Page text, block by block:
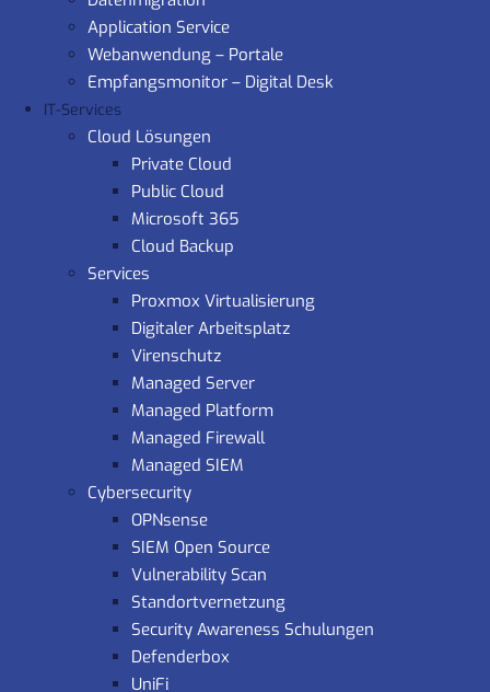
Application Service
Webanwendung – Portale
Empfangsmonitor – Digital Desk
IT-Services
Cloud Lösungen
Private Cloud
Public Cloud
Microsoft 365
Cloud Backup
Services
Proxmox Virtualisierung
Digitaler Arbeitsplatz
Virenschutz
Managed Server
Managed Platform
Managed Firewall
Managed SIEM
Cybersecurity
OPNsense
SIEM Open Source
Vulnerability Scan
Standortvernetzung
Security Awareness Schulungen
Defenderbox
UniFi